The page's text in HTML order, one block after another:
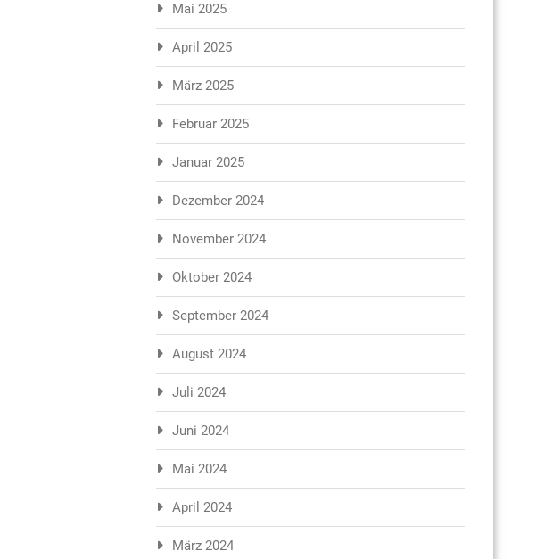
Mai 2025
April 2025
März 2025
Februar 2025
Januar 2025
Dezember 2024
November 2024
Oktober 2024
September 2024
August 2024
Juli 2024
Juni 2024
Mai 2024
April 2024
März 2024